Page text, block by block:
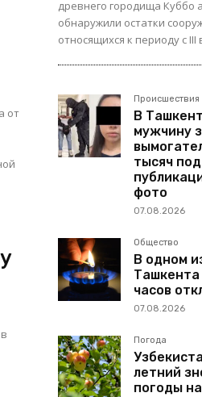
от
древнего городища Куббо
обнаружили остатки
относящихся к периоду с III
Происшествия
В
мужчину
тысяч
фото
07.08.2026
Общество
В одном
Ташкента
часов
07.08.2026
Погода
летний
погоды